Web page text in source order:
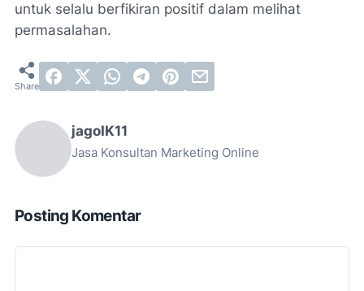
untuk selalu berfikiran positif dalam melihat
permasalahan.
jagoIK11
Jasa Konsultan Marketing Online
Posting Komentar